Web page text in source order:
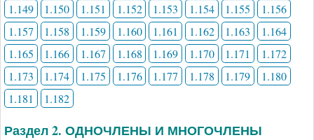
1.149
1.150 1.151 1.152 1.153 1.154 1.155
1.156
1.157
1.158 1.159 1.160 1.161 1.162 1.163
1.164
1.165
1.166 1.167 1.168 1.169 1.170 1.171
1.172
1.173
1.174 1.175 1.176 1.177 1.178 1.179
1.180
1.181
1.182
Раздел 2. ОДНОЧЛЕНЫ И МНОГОЧЛЕНЫ